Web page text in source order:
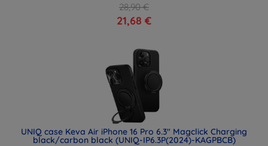
28,90 €
21,68 €
UNIQ case Keva Air iPhone 16 Pro 6.3" Magclick Charging
black/carbon black (UNIQ-IP6.3P(2024)-KAGPBCB)